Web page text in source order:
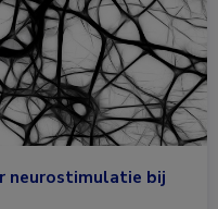
neurostimulatie bij